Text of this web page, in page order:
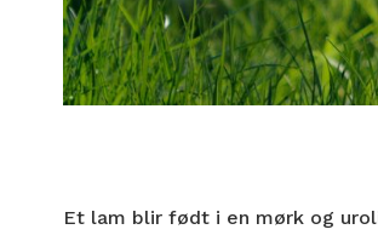
Et lam blir født i en mørk og